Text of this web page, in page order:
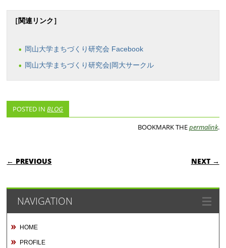
［関連リンク］
岡山大学まちづくり研究会 Facebook
岡山大学まちづくり研究会|岡大サークル
POSTED INBLOG
BOOKMARK THEpermalink.
POST NAVIGATION
← PREVIOUS NEXT →
NAVIGATION
HOME
PROFILE